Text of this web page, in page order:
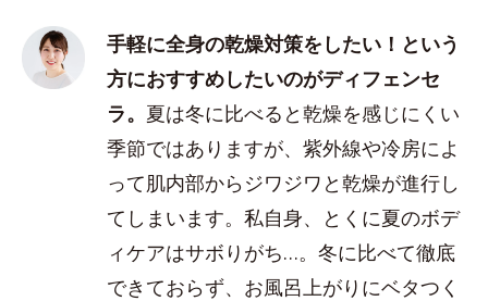
手軽に全身の乾燥対策をしたい！という
方におすすめしたいのがディフェンセ
ラ。 夏は冬に比べると乾燥を感じにくい
季節ではありますが、紫外線や冷房によ
って肌内部からジワジワと乾燥が進行し
てしまいます。私自身、とくに夏のボデ
ィケアはサボりがち…。冬に比べて徹底
できておらず、お風呂上がりにベタつく